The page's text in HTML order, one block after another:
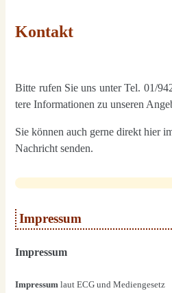
Kontakt
Bit­te rufen Sie uns unter Tel. 01/
te­re Infor­ma­tio­nen zu unse­ren
Sie kön­nen auch ger­ne direkt hier
Nach­richt sen­den.
Impressum
Impressum
Impres­sumlaut ECG und Medi­en­ge­setz